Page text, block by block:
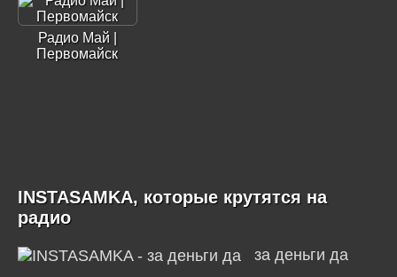
Радио Май |
Первомайск
INSTASAMKA, которые крутятся на
радио
за деньги да